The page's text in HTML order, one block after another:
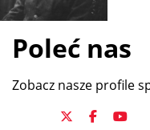
Poleć nas
Zobacz nasze profile